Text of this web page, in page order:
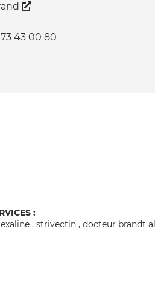
43 00 80
:
, strivectin , docteur brandt